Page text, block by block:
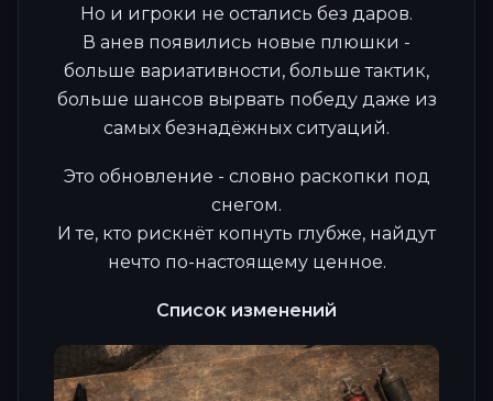
Но и игроки не остались без даров.
В анев появились новые плюшки -
больше вариативности, больше тактик,
больше шансов вырвать победу даже из
самых безнадёжных ситуаций.
Это обновление - словно раскопки под
снегом.
И те, кто рискнёт копнуть глубже, найдут
нечто по-настоящему ценное.
Список изменений